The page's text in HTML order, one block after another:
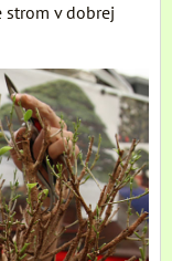
strom v dobrej